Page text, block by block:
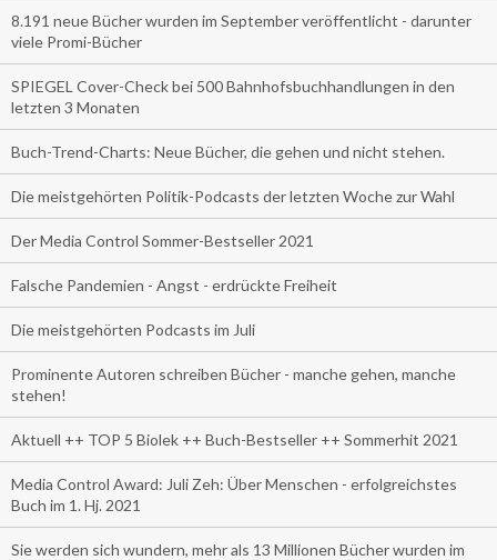
8.191 neue Bücher wurden im September veröffentlicht - darunter
viele Promi-Bücher
SPIEGEL Cover-Check bei 500 Bahnhofsbuchhandlungen in den
letzten 3 Monaten
Buch-Trend-Charts: Neue Bücher, die gehen und nicht stehen.
Die meistgehörten Politik-Podcasts der letzten Woche zur Wahl
Der Media Control Sommer-Bestseller 2021
Falsche Pandemien - Angst - erdrückte Freiheit
Die meistgehörten Podcasts im Juli
Prominente Autoren schreiben Bücher - manche gehen, manche
stehen!
Aktuell ++ TOP 5 Biolek ++ Buch-Bestseller ++ Sommerhit 2021
Media Control Award: Juli Zeh: Über Menschen - erfolgreichstes
Buch im 1. Hj. 2021
Sie werden sich wundern, mehr als 13 Millionen Bücher wurden im